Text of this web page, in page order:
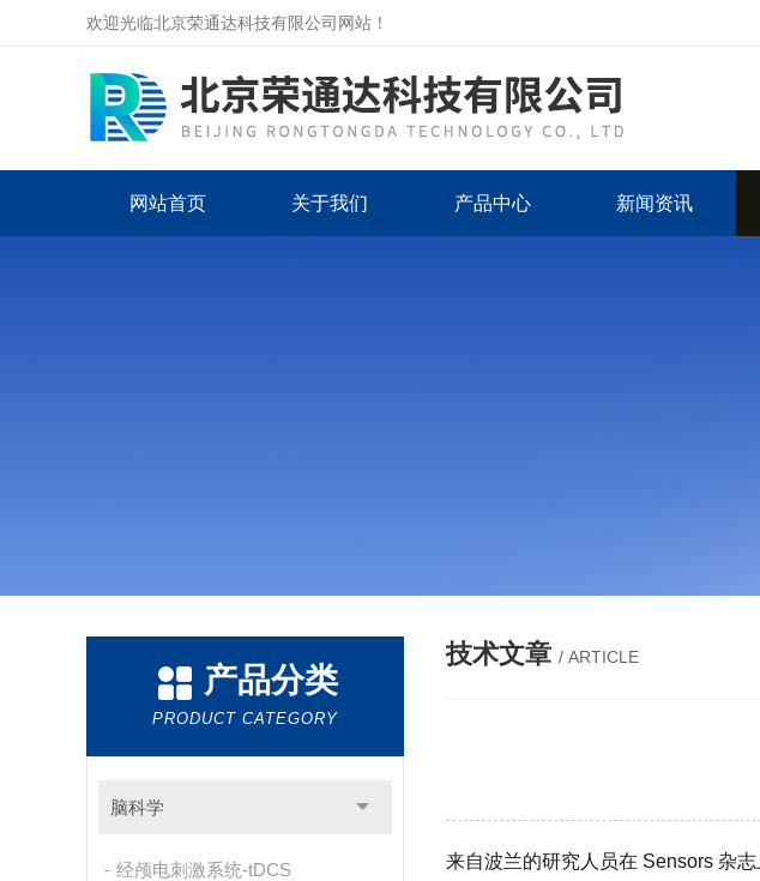
欢迎光临北京荣通达科技有限公司网站！
网站首页 关于我们 产品中心 新闻资讯
产品分类
PRODUCT CATEGORY
脑科学
经颅电刺激系统-tDCS
技术文章 / ARTICLE
来自波兰的研究人员在 Sensors 杂